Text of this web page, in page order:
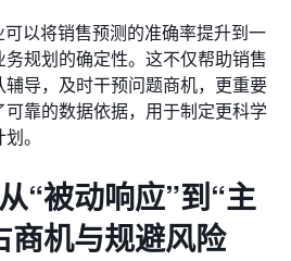
以将销售预测的准确率提升到一
规划的确定性。这不仅帮助销售
导，及时干预问题商机，更重要
靠的数据依据，用于制定更科学
。
“被动响应”到“主
商机与规避风险